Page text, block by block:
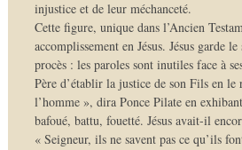
injustice et de leur méchanceté.
Cette figure, unique dans l’Ancien
accomplissement en Jésus. Jésus garde
procès : les paroles sont inutiles face à
Père d’établir la justice de son Fils en le
l’homme », dira Ponce Pilate en
bafoué, battu, fouetté. Jésus avait-il
« Seigneur, ils ne savent pas ce qu’ils